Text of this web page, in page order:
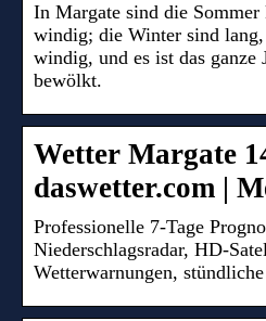
In Margate sind die Sommer
windig; die Winter sind
windig, und es ist das ganze
bewölkt.
Wetter Margate
daswetter.com |
Professionelle 7-Tage
Niederschlagsradar, HD-
Wetterwarnungen,